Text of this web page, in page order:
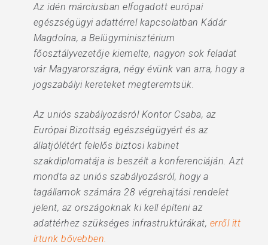
Az idén márciusban elfogadott európai
egészségügyi adattérrel kapcsolatban Kádár
Magdolna, a Belügyminisztérium
főosztályvezetője kiemelte, nagyon sok feladat
vár Magyarországra, négy évünk van arra, hogy a
jogszabályi kereteket megteremtsük.
Az uniós szabályozásról Kontor Csaba, az
Európai Bizottság egészségügyért és az
állatjólétért felelős biztosi kabinet
szakdiplomatája is beszélt a konferenciáján. Azt
mondta az uniós szabályozásról, hogy a
tagállamok számára 28 végrehajtási rendelet
jelent, az országoknak ki kell építeni az
adattérhez szükséges infrastruktúrákat, erről itt
írtunk bővebben.